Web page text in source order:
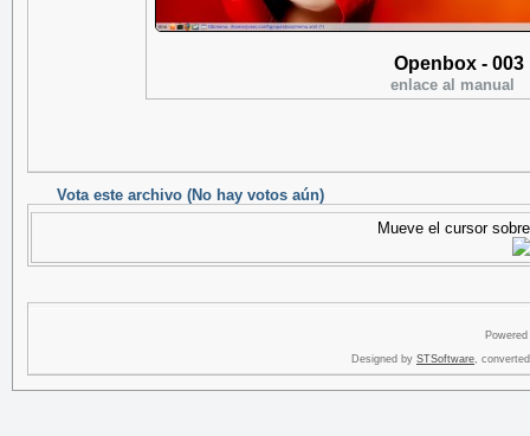
Openbox - 003
enlace al manual
Vota este archivo (No hay votos aún)
Mueve el cursor
Designed by STSoftware,